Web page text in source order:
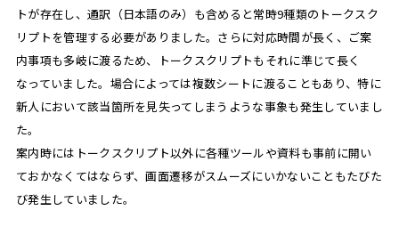
トが存在し、通訳（日本語のみ）も含めると常時9種類のトークスク
リプトを管理する必要がありました。さらに対応時間が長く、ご案
内事項も多岐に渡るため、トークスクリプトもそれに準じて長く
なっていました。場合によっては複数シートに渡ることもあり、特に
新人において該当箇所を見失ってしまうような事象も発生していまし
た。
案内時にはトークスクリプト以外に各種ツールや資料も事前に開い
ておかなくてはならず、画面遷移がスムーズにいかないこともたびた
び発生していました。